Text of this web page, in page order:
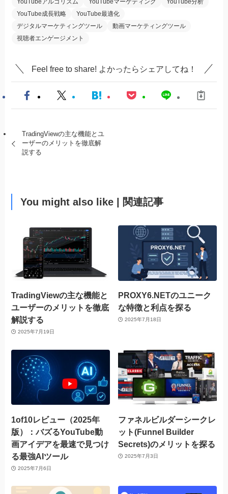
YouTube成長戦略
YouTube最適化
デジタルマーケティングツール
動画マーケティングツール
視聴者エンゲージメント
Feel free to share! よかったらシェアしてね！
TradingViewの主な機能とユ
ーザーのメリットを徹底解
説する
You might also like | 関連記事
TradingViewの主な機能と
ユーザーのメリットを徹底
解説する
2025年7月19日
PROXY6.NETのユニーク
な特徴と利点を探る
2025年7月18日
1of10レビュー（2025年
版）：バズるYouTube動
画アイデアを最速で見つけ
る最強AIツール
2025年7月6日
ファネルビルダーシークレ
ット(Funnel Builder
Secrets)のメリットを探る
2025年7月3日